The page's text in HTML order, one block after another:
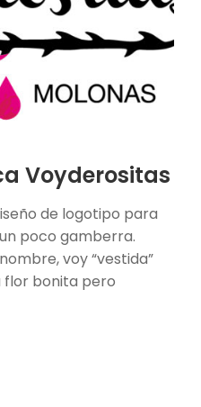
Voyderositas
de logotipo para
poco gamberra.
voy “vestida”
flor bonita pero